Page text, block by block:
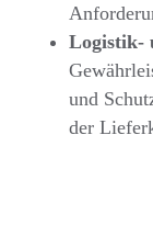
Logistik-
und
der